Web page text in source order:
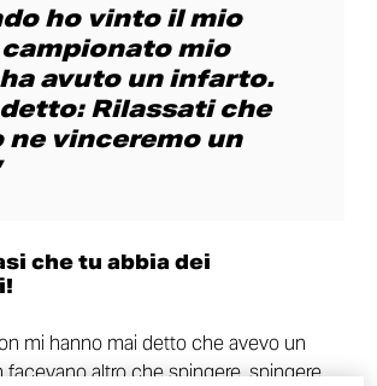
ho vinto il mio
mio
avuto un infarto.
Rilassati che
ne vinceremo un
che tu abbia dei
mi hanno mai detto che avevo un
facevano altro che spingere, spingere,